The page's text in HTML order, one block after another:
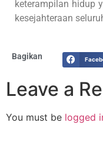
keterampilan hidup
kesejahteraan
Bagikan
Leave a
You must be logged